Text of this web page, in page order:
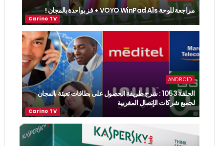
مراجعة للوحة VOYO WinPad A1s + فز بواحدة بالمجان !
ANDROID
الحلقة 1053 : شرح طريقة الحصول على بطاقات تعبئة بالمجان
لجميع شركات الإتصال المغربية